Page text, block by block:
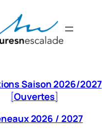
Saison 2026/2027
[Ouvertes]
2026 / 2027